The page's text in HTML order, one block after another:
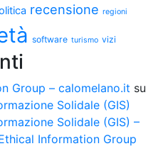
recensione regioni
software turismo vizi
Group – calomelano.it su
Solidale (GIS)
Solidale (GIS) –
Information Group